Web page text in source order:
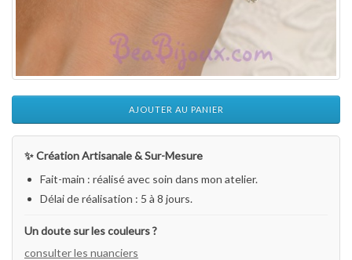
AJOUTER AU PANIER
✨ Création Artisanale & Sur-Mesure
Fait-main : réalisé avec soin dans mon atelier.
Délai de réalisation : 5 à 8 jours.
Un doute sur les couleurs ?
consulter les nuanciers